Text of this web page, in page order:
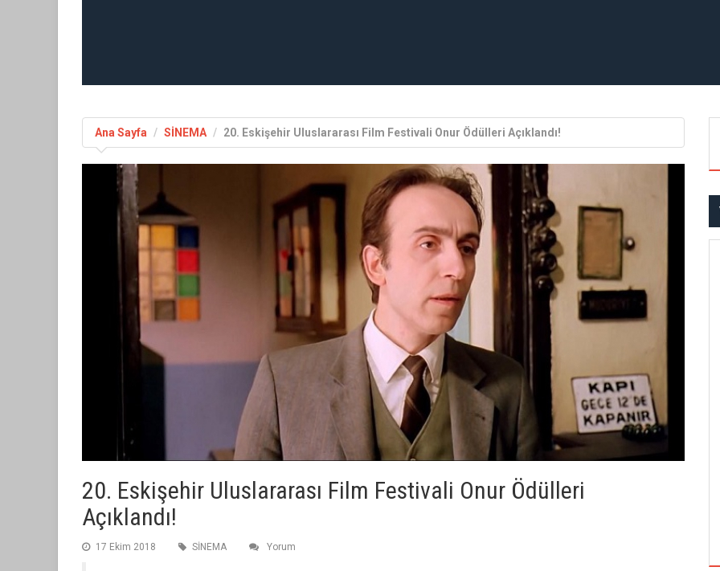
Ana Sayfa SİNEMA 20. Eskişehir Uluslararası Film Festivali Onur Ödülleri Açıklandı!
20. Eskişehir Uluslararası Film Festivali Onur Ödülleri
Açıklandı!
17 Ekim 2018 SİNEMA Yorum